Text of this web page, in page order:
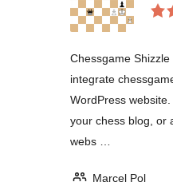
Chessgame
integrate
WordPress
your chess blog, or
webs …
Marcel Pol